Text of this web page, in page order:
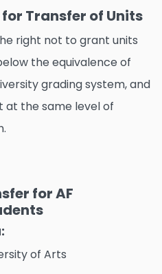
Transfer of Units
right not to grant units
the equivalence of
grading system, and
at the same level of
for AF
of Arts